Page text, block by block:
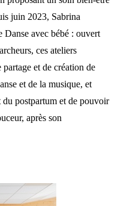
juin 2023, Sabrina
Danse avec bébé : ouvert
ces ateliers
et de création de
et de la musique, et
du postpartum et de pouvoir
après son